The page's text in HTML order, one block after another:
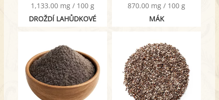
1,133.00 mg / 100 g
DROŽDÍ LAHŮDKOVÉ
870.00 mg / 100 g
MÁK